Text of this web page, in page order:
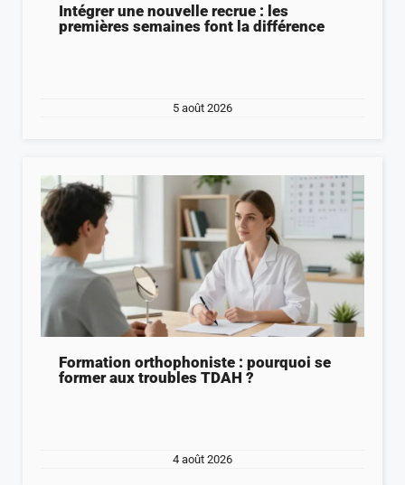
Intégrer une nouvelle recrue : les
premières semaines font la différence
5 août 2026
Formation orthophoniste : pourquoi se
former aux troubles TDAH ?
4 août 2026